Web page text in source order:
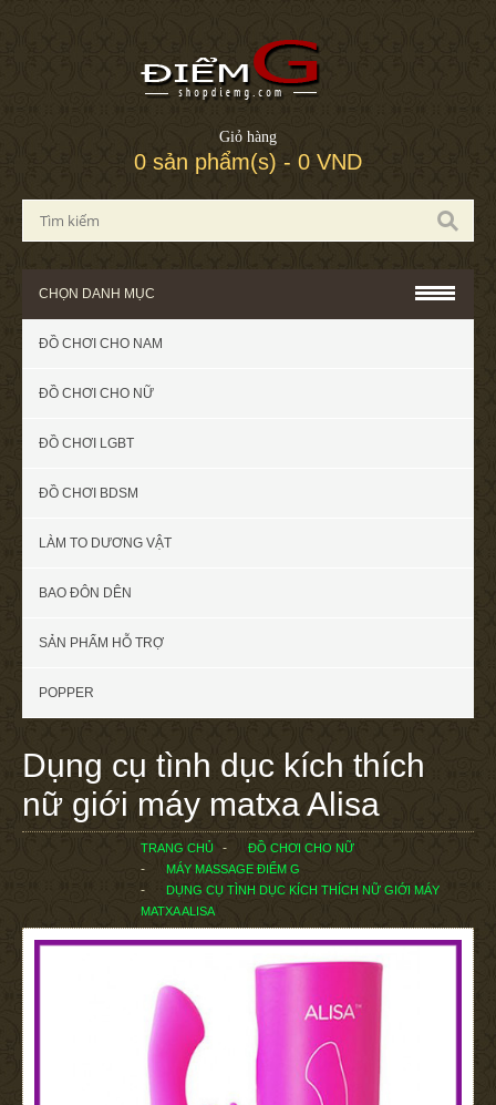
Giỏ hàng
0 sản phẩm(s) - 0 VND
CHỌN DANH MỤC
ĐỒ CHƠI CHO NAM
ĐỒ CHƠI CHO NỮ
ĐỒ CHƠI LGBT
ĐỒ CHƠI BDSM
LÀM TO DƯƠNG VẬT
BAO ĐÔN DÊN
SẢN PHẨM HỖ TRỢ
POPPER
Dụng cụ tình dục kích thích
nữ giới máy matxa Alisa
TRANG CHỦ
ĐỒ CHƠI CHO NỮ
MÁY MASSAGE ĐIỂM G
DỤNG CỤ TÌNH DỤC KÍCH THÍCH NỮ GIỚI MÁY
MATXA ALISA